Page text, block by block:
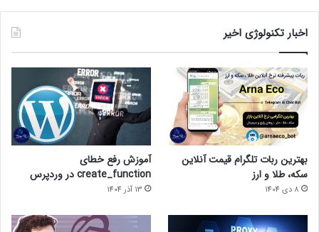
اخبار تکنولوژی اخیر
بهترین ربات تلگرام قیمت آنلاین
سکه، طلا و ارز
8 دی 1404
آموزش رفع خطای
create_function در وردپرس
13 آذر 1404